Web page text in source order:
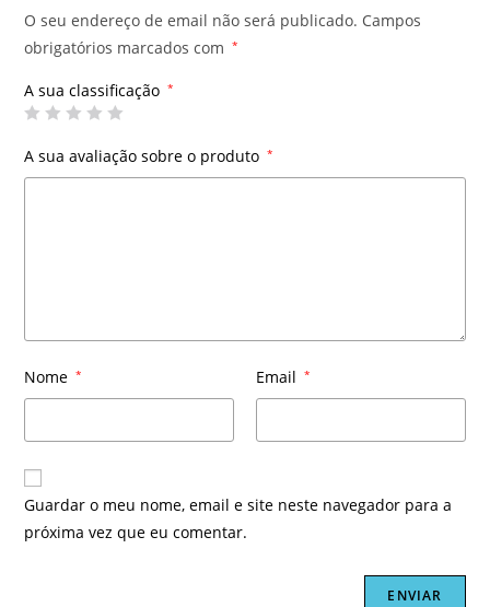
O seu endereço de email não será publicado. Campos
obrigatórios marcados com
*
A sua classificação *
A sua avaliação sobre o produto *
Nome * Email *
Guardar o meu nome, email e site neste navegador para a
próxima vez que eu comentar.